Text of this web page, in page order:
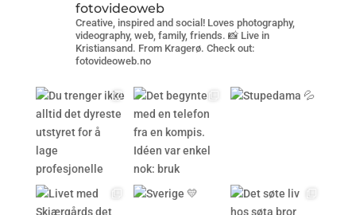
fotovideoweb
Creative, inspired and social! Loves photography,
videography, web, family, friends. 📸 Live in
Kristiansand. From Kragerø. Check out:
fotovideoweb.no